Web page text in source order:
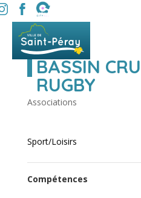
BASSIN
RUGBY
Associations
Sport/Loisirs
Compétences